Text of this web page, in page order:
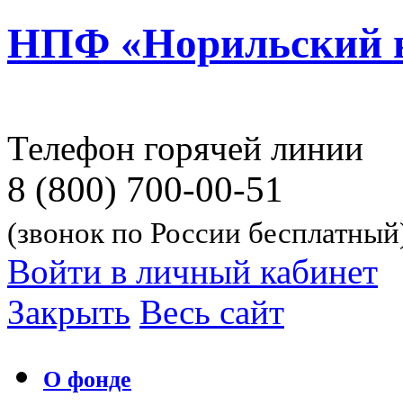
НПФ «Норильский
Телефон горячей линии
8 (800) 700-00-51
(звонок по России
Войти в личный кабинет
Закрыть Весь сайт
О фонде